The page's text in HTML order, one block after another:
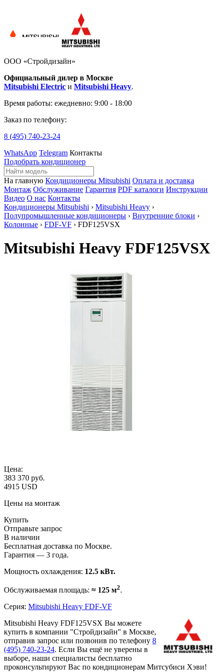
ООО «Стройдизайн»
Официальный дилер в Москве
Mitsubishi Electric и Mitsubishi Heavy.
Время работы: ежедневно: 9:00 - 18:00
Заказ по телефону:
8 (495) 740-23-24
WhatsApp Telegram Контакты
Подобрать кондиционер
На главную Кондиционеры Mitsubishi Оплата и доставка
Монтаж Обслуживание Гарантия PDF каталоги Инструкции
Видео О нас Контакты
Кондиционеры Mitsubishi › Mitsubishi Heavy ›
Полупромышленные кондиционеры › Внутренние блоки ›
Колонные › FDF-VF › FDF125VSX
Mitsubishi Heavy FDF125VSX
Цена:
383 370 руб.
4915 USD
Цены на монтаж
Купить
Отправьте запрос
В наличии
Бесплатная доставка по Москве.
Гарантия — 3 года.
Мощность охлаждения: 12.5 кВт.
Обслуживаемая площадь: ≈ 125 м2.
Серия: Mitsubishi Heavy FDF-VF
Mitsubishi Heavy FDF125VSX Вы можете
купить в компании "Стройдизайн" в Москве,
отправив запрос или позвонив по телефону 8
(495) 740-23-24. Если Вы ещё не уверены в
выборе, наши специалисты бесплатно
проконсультируют Вас по кондиционерам Митсубиси Хэви!